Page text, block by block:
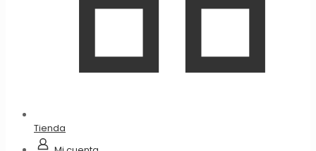
Tienda